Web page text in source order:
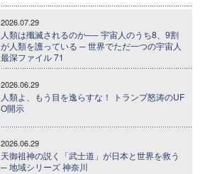
2026.07.29
人類は殲滅されるのか── 宇宙人のうち8、9割
が人類を護っている ─ 世界でただ一つの宇宙人
最深ファイル 71
2026.06.29
人類よ、もう目を逸らすな！ トランプ怒涛のUF
O開示
2026.06.29
天御祖神の説く「武士道」が日本と世界を救う
─ 地域シリーズ 神奈川